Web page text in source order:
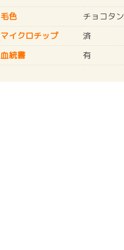
毛色
チョコタン
マイクロチップ
済
血統書
有